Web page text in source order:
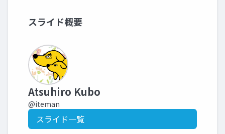
スライド概要
Atsuhiro Kubo
@iteman
スライド一覧